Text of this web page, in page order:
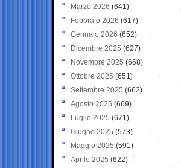
Marzo 2026 (641)
Febbraio 2026 (617)
Gennaio 2026 (652)
Dicembre 2025 (627)
Novembre 2025 (668)
Ottobre 2025 (651)
Settembre 2025 (662)
Agosto 2025 (669)
Luglio 2025 (671)
Giugno 2025 (573)
Maggio 2025 (591)
Aprile 2025 (622)